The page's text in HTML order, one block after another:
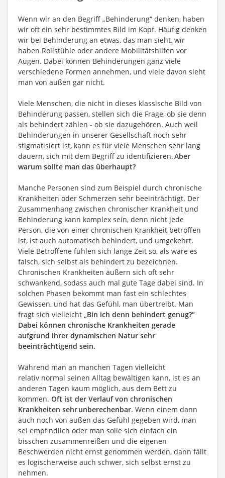
Wenn wir an den Begriff „Behinderung“ denken, haben
wir oft ein sehr bestimmtes Bild im Kopf. Häufig denken
wir bei Behinderung an etwas, das man sieht, wir
haben Rollstühle oder andere Mobilitätshilfen vor
Augen. Dabei können Behinderungen ganz viele
verschiedene Formen annehmen, und viele davon sieht
man von außen gar nicht.
Viele Menschen, die nicht in dieses klassische Bild von
Behinderung passen, stellen sich die Frage, ob sie denn
als behindert zählen - ob sie dazugehören. Auch weil
Behinderungen in unserer Gesellschaft noch sehr
stigmatisiert ist, kann es für viele Menschen sehr lang
dauern, sich mit dem Begriff zu identifizieren.Aber
warum sollte man das überhaupt?
Manche Personen sind zum Beispiel durch chronische
Krankheiten oder Schmerzen sehr beeinträchtigt. Der
Zusammenhang zwischen chronischer Krankheit und
Behinderung kann komplex sein, denn nicht jede
Person, die von einer chronischen Krankheit betroffen
ist, ist auch automatisch behindert, und umgekehrt.
Viele Betroffene fühlen sich lange Zeit so, als wäre es
falsch, sich selbst als behindert zu bezeichnen.
Chronischen Krankheiten äußern sich oft sehr
schwankend, sodass auch mal gute Tage dabei sind. In
solchen Phasen bekommt man fast ein schlechtes
Gewissen, und hat das Gefühl, man übertreibt. Man
fragt sich vielleicht „Bin ich denn behindert genug?“
Dabei können chronische Krankheiten gerade
aufgrund ihrer dynamischen Natur sehr
beeinträchtigend sein.
Während man an manchen Tagen vielleicht
relativ normal seinen Alltag bewältigen kann, ist es an
anderen Tagen kaum möglich, aus dem Bett zu
kommen. Oft ist der Verlauf von chronischen
Krankheiten sehr unberechenbar. Wenn einem dann
auch noch von außen das Gefühl gegeben wird, man
sei empfindlich oder man solle sich einfach ein
bisschen zusammenreißen und die eigenen
Beschwerden nicht ernst genommen werden, dann fällt
es logischerweise auch schwer, sich selbst ernst zu
nehmen.